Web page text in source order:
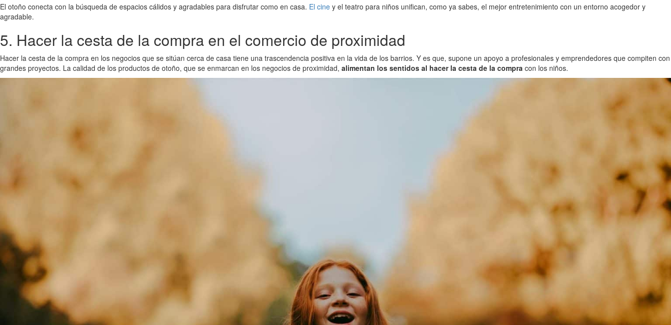
El otoño conecta con la búsqueda de espacios cálidos y agradables para disfrutar como en casa. El cine y el teatro para niños unifican, como ya sabes, el mejor entretenimiento con un entorno acogedor y
agradable.
5. Hacer la cesta de la compra en el comercio de proximidad
Hacer la cesta de la compra en los negocios que se sitúan cerca de casa tiene una trascendencia positiva en la vida de los barrios. Y es que, supone un apoyo a profesionales y emprendedores que compiten con
grandes proyectos. La calidad de los productos de otoño, que se enmarcan en los negocios de proximidad, alimentan los sentidos al hacer la cesta de la compra con los niños.